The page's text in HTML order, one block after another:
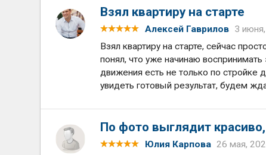
Взял квартиру на старте
Алексей Гаврилов 3
Взял квартиру на старте, сейчас
понял, что уже начинаю
движения есть не только по стройке
увидеть готовый результат, будем
По фото выглядит
Юлия Карпова 26 мая,